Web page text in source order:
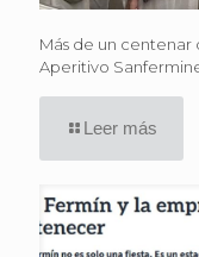
Más de un centenar
Aperitivo
Leer más